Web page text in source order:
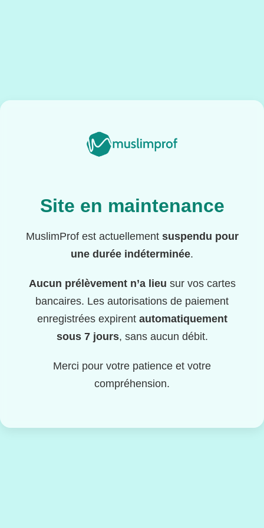
Site en maintenance
MuslimProf est actuellement suspendu pour
une durée indéterminée.
Aucun prélèvement n’a lieu sur vos cartes
bancaires. Les autorisations de paiement
enregistrées expirent automatiquement
sous 7 jours, sans aucun débit.
Merci pour votre patience et votre
compréhension.